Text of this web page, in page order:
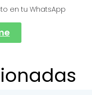
en tu WhatsApp